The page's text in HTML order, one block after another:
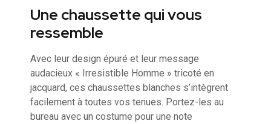
Une chaussette qui vous
ressemble
Avec leur design épuré et leur message
audacieux « Irresistible Homme » tricoté en
jacquard, ces chaussettes blanches s’intègrent
facilement à toutes vos tenues. Portez-les au
bureau avec un costume pour une note